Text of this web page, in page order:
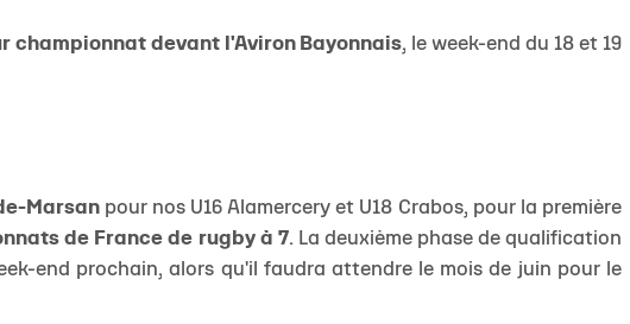
championnat devant l'Aviron Bayonnais, le week-end du 18 et 19
Marsanpour nos U16 Alamercery et U18 Crabos, pour la première
de France de rugby à 7. La deuxième phase de qualification
end prochain, alors qu'il faudra attendre le mois de juin pour le